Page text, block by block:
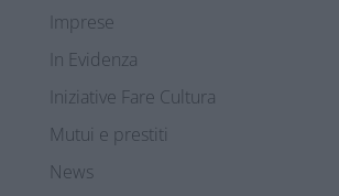
Imprese
In Evidenza
Iniziative Fare Cultura
Mutui e prestiti
News